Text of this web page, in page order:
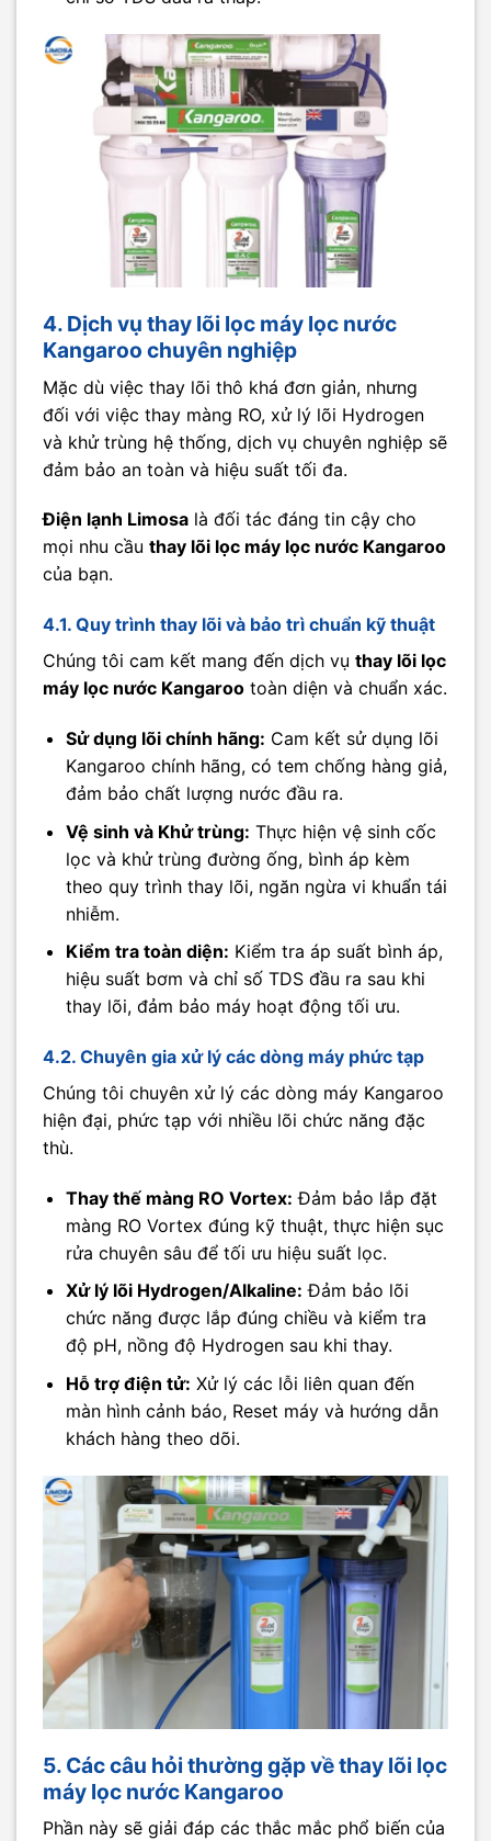
4. Dịch vụ thay lõi lọc máy lọc nước
Kangaroo chuyên nghiệp
Mặc dù việc thay lõi thô khá đơn giản, nhưng
đối với việc thay màng RO, xử lý lõi Hydrogen
và khử trùng hệ thống, dịch vụ chuyên nghiệp sẽ
đảm bảo an toàn và hiệu suất tối đa.
Điện lạnh Limosa là đối tác đáng tin cậy cho
mọi nhu cầu thay lõi lọc máy lọc nước Kangaroo
của bạn.
4.1. Quy trình thay lõi và bảo trì chuẩn kỹ thuật
Chúng tôi cam kết mang đến dịch vụ thay lõi lọc
máy lọc nước Kangaroo toàn diện và chuẩn xác.
Sử dụng lõi chính hãng: Cam kết sử dụng lõi
Kangaroo chính hãng, có tem chống hàng giả,
đảm bảo chất lượng nước đầu ra.
Vệ sinh và Khử trùng: Thực hiện vệ sinh cốc
lọc và khử trùng đường ống, bình áp kèm
theo quy trình thay lõi, ngăn ngừa vi khuẩn tái
nhiễm.
Kiểm tra toàn diện: Kiểm tra áp suất bình áp,
hiệu suất bơm và chỉ số TDS đầu ra sau khi
thay lõi, đảm bảo máy hoạt động tối ưu.
4.2. Chuyên gia xử lý các dòng máy phức tạp
Chúng tôi chuyên xử lý các dòng máy Kangaroo
hiện đại, phức tạp với nhiều lõi chức năng đặc
thù.
Thay thế màng RO Vortex: Đảm bảo lắp đặt
màng RO Vortex đúng kỹ thuật, thực hiện sục
rửa chuyên sâu để tối ưu hiệu suất lọc.
Xử lý lõi Hydrogen/Alkaline: Đảm bảo lõi
chức năng được lắp đúng chiều và kiểm tra
độ pH, nồng độ Hydrogen sau khi thay.
Hỗ trợ điện tử: Xử lý các lỗi liên quan đến
màn hình cảnh báo, Reset máy và hướng dẫn
khách hàng theo dõi.
5. Các câu hỏi thường gặp về thay lõi lọc
máy lọc nước Kangaroo
Phần này sẽ giải đáp các thắc mắc phổ biến của